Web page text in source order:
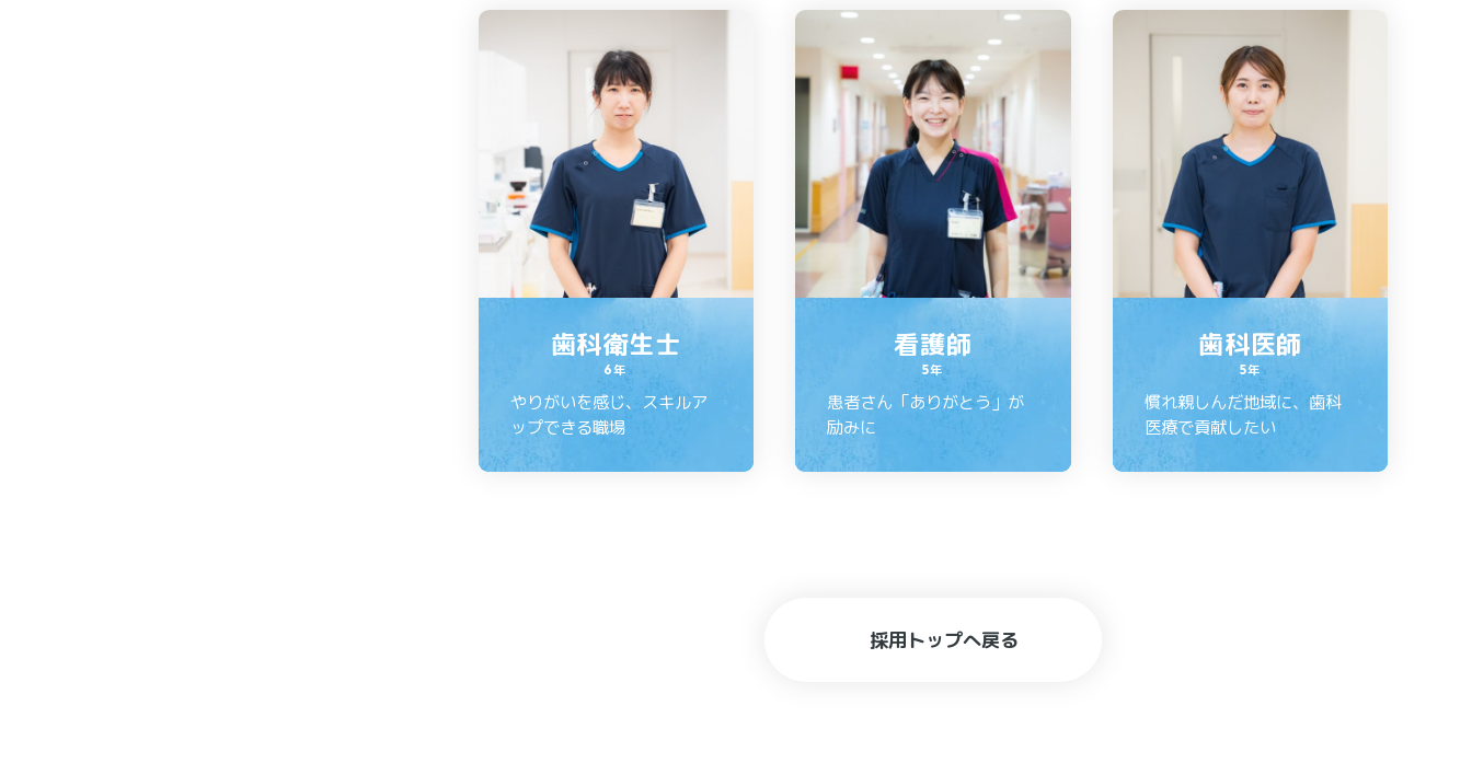
歯科衛生士
6年
やりがいを感じ、スキルア
ップできる職場
看護師
5年
患者さん「ありがとう」が
励みに
歯科医師
5年
慣れ親しんだ地域に、歯科
医療で貢献したい
採用トップへ戻る